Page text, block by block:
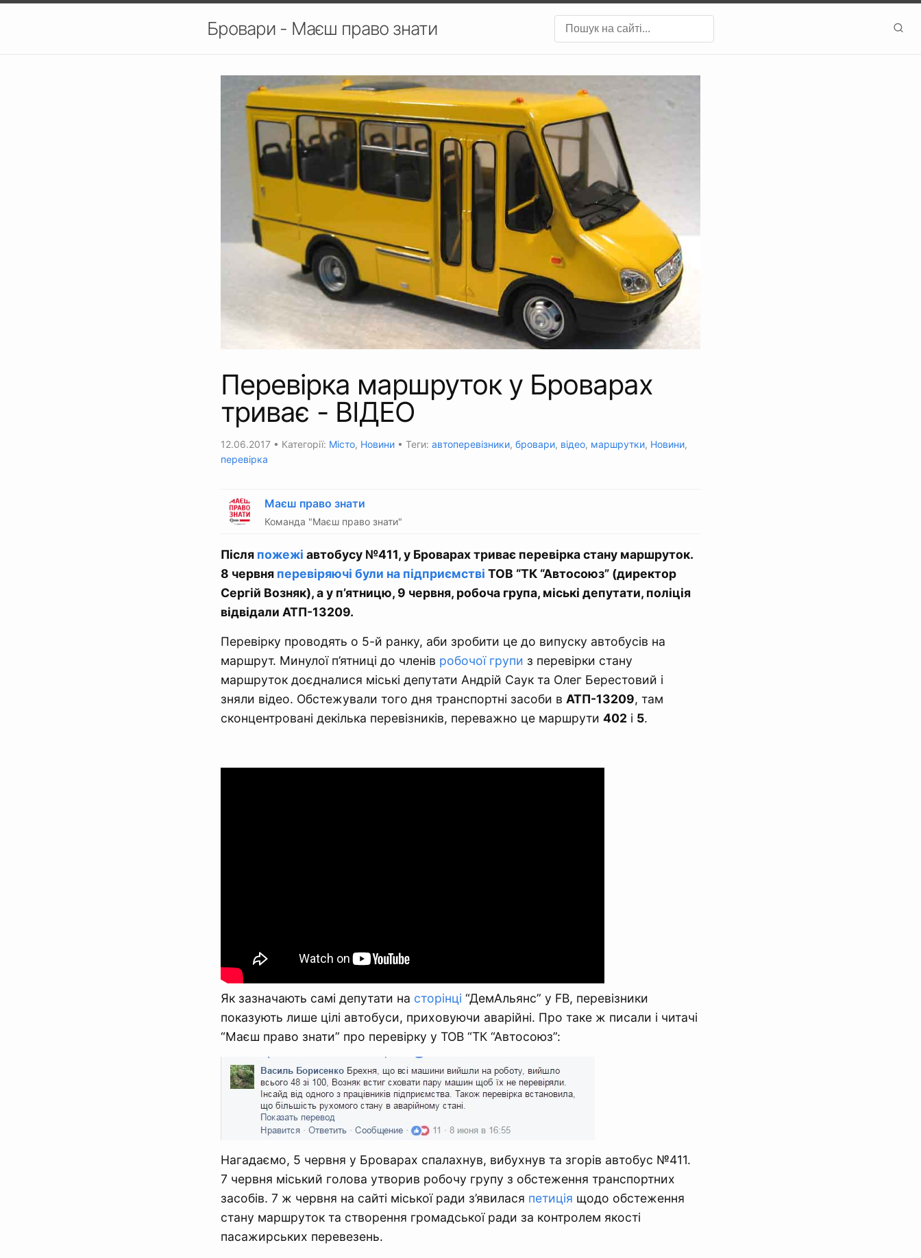
Бровари - Маєш право знати
Перевірка маршруток у Броварах
триває - ВІДЕО
12.06.2017 • Категорії: Місто, Новини • Теги: автоперевізники, бровари, відео, маршрутки, Новини,
перевірка
Маєш право знати
Команда "Маєш право знати"
Після пожежі автобусу №411, у Броварах триває перевірка стану маршруток.
8 червня перевіряючі були на підприємстві ТОВ “ТК “Автосоюз” (директор
Сергій Возняк), а у п’ятницю, 9 червня, робоча група, міські депутати, поліція
відвідали АТП-13209.
Перевірку проводять о 5-й ранку, аби зробити це до випуску автобусів на
маршрут. Минулої п’ятниці до членів робочої групи з перевірки стану
маршруток доєдналися міські депутати Андрій Саук та Олег Берестовий і
зняли відео. Обстежували того дня транспортні засоби в АТП-13209, там
сконцентровані декілька перевізників, переважно це маршрути 402 і 5.
Як зазначають самі депутати на сторінці “ДемАльянс” у FB, перевізники
показують лише цілі автобуси, приховуючи аварійні. Про таке ж писали і читачі
“Маєш право знати” про перевірку у ТОВ “ТК “Автосоюз”:
Нагадаємо, 5 червня у Броварах спалахнув, вибухнув та згорів автобус №411.
7 червня міський голова утворив робочу групу з обстеження транспортних
засобів. 7 ж червня на сайті міської ради з’явилася петиція щодо обстеження
стану маршруток та створення громадської ради за контролем якості
пасажирських перевезень.